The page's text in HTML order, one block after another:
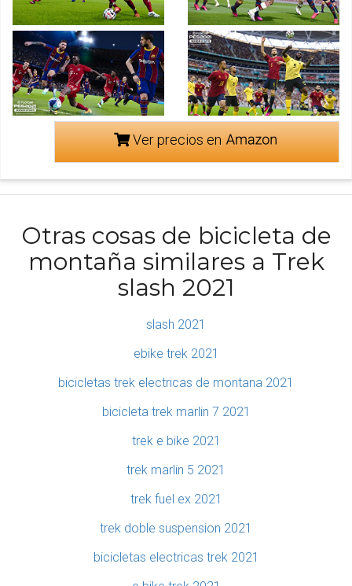
Ver precios en
Otras cosas de bicicleta de
montaña similares a Trek
slash 2021
slash 2021
ebike trek 2021
bicicletas trek electricas de montana 2021
bicicleta trek marlin 7 2021
trek e bike 2021
trek marlin 5 2021
trek fuel ex 2021
trek doble suspension 2021
bicicletas electricas trek 2021